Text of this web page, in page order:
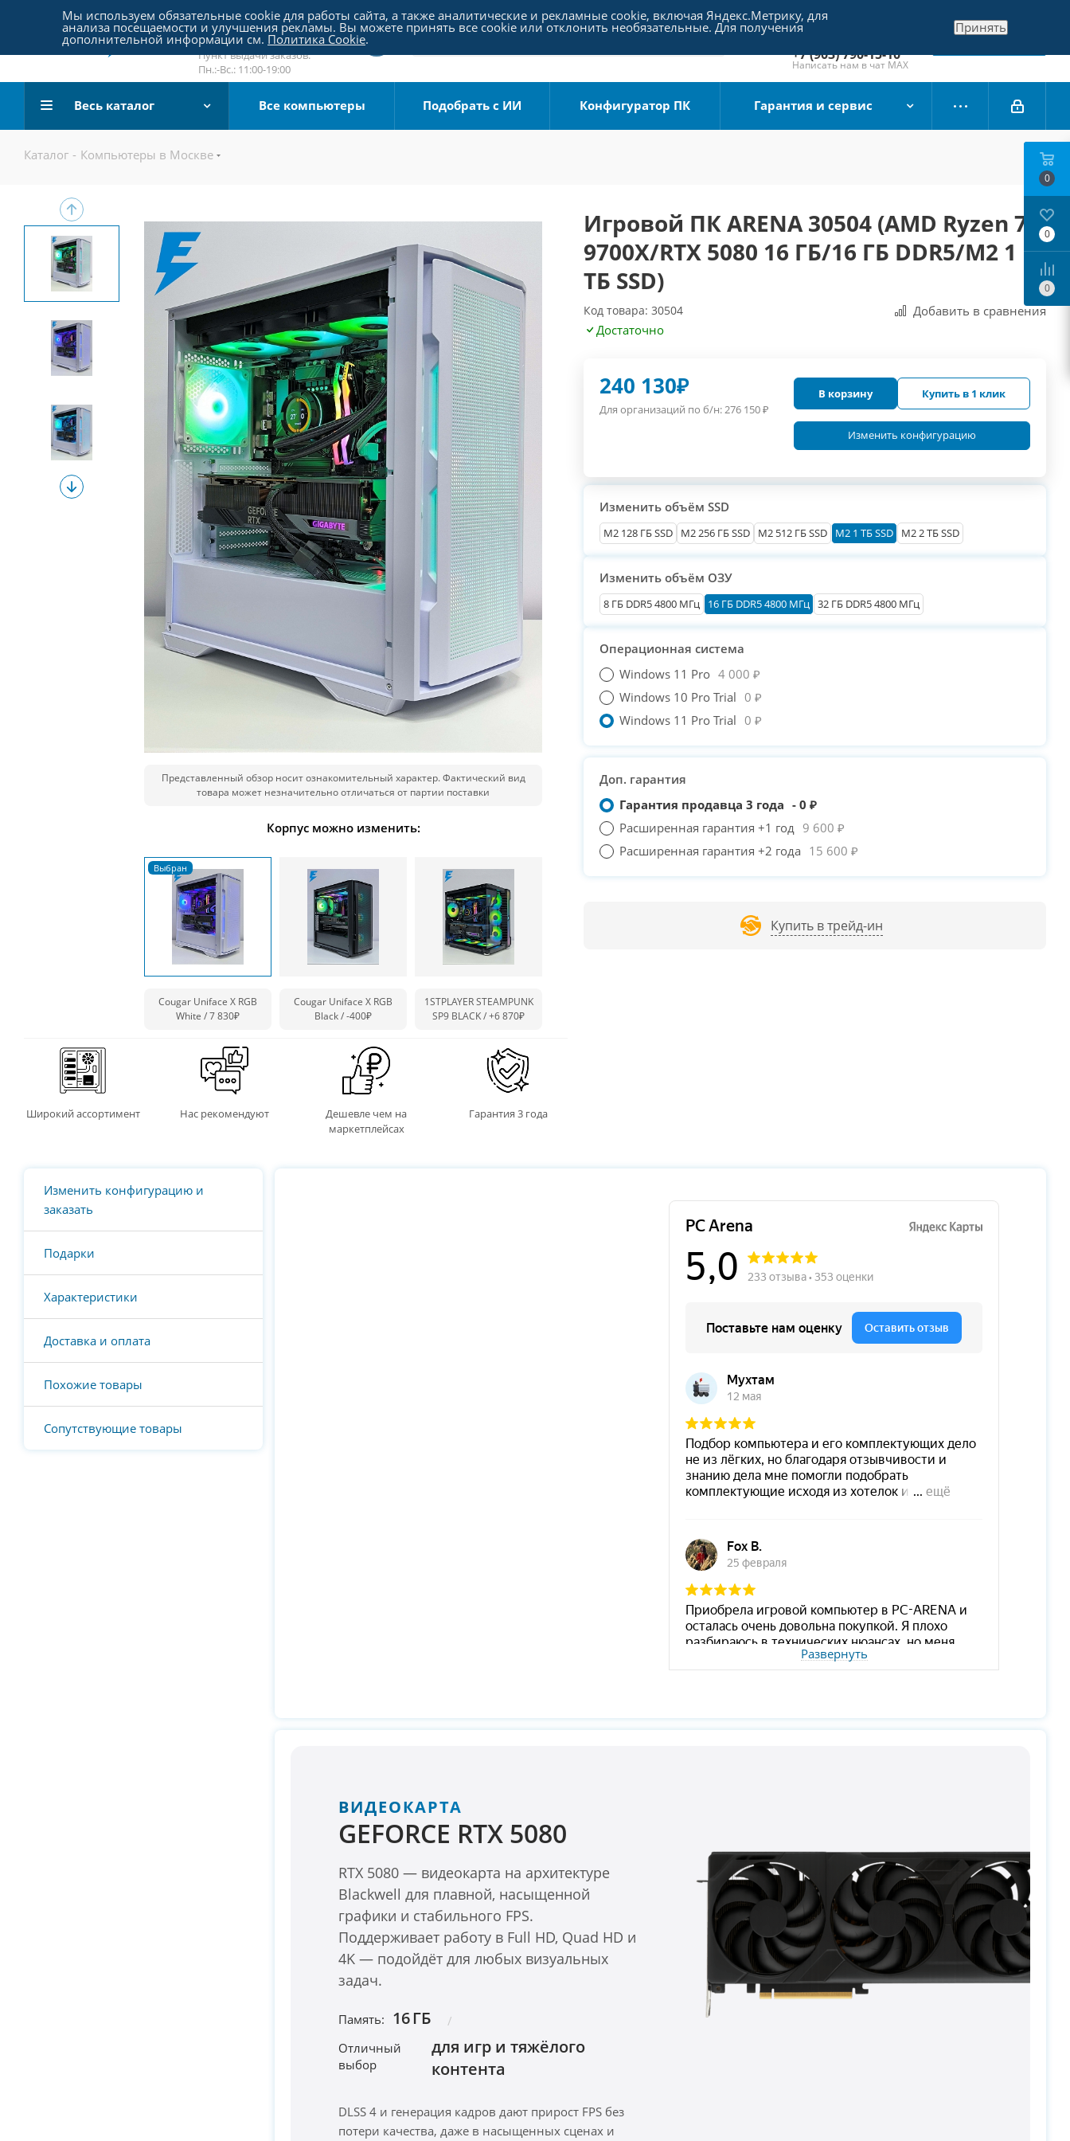
Пятницкое шоссе 18, пав. 267
email:sale@pc-arena.ru
Пн.:-Вс.: 10:00-20:00
Пункт выдачи заказов:
Пн.:-Вс.: 11:00-19:00
+7 (495) 790-15-10
Отдел продаж
+7 (903) 790-15-10
Написать нам в чат MAX
Заказать звонок
Весь каталог Все компьютеры Подобрать с ИИ Конфигуратор ПК Гарантия и сервис
Каталог - Компьютеры в Москве
Представленный обзор носит ознакомительный характер. Фактический вид
товара может незначительно отличаться от партии поставки
Корпус можно изменить:
Cougar Uniface X RGB
White / 7 830₽
Cougar Uniface X RGB
Black /-400₽
1STPLAYER STEAMPUNK
SP9 BLACK /+6 870₽
Широкий ассортимент Нас рекомендуют
Дешевле чем на
маркетплейсах
Гарантия 3 года
Игровой ПК ARENA 30504 (AMD Ryzen 7
9700X/RTX 5080 16 ГБ/16 ГБ DDR5/M2 1
ТБ SSD)
Код товара: 30504
Добавить в сравнения
Достаточно
240 130₽
Для организаций по б/н:276 150₽
В корзину Купить в 1 клик
Изменить конфигурацию
Изменить объём SSD
М2 128 ГБ SSD M2 256 ГБ SSD M2 512 ГБ SSD M2 1 ТБ SSD M2 2 ТБ SSD
Изменить объём ОЗУ
8 ГБ DDR5 4800 МГц 16 ГБ DDR5 4800 МГц 32 ГБ DDR5 4800 МГц
Операционная система
Windows 11 Pro 4 000 ₽
Windows 10 Pro Trial 0 ₽
Windows 11 Pro Trial 0 ₽
Доп. гарантия
Гарантия продавца 3 года - 0 ₽
Расширенная гарантия +1 год 9 600 ₽
Расширенная гарантия +2 года 15 600 ₽
Купить в трейд-ин
Изменить конфигурацию и
заказать
Подарки
Характеристики
Доставка и оплата
Похожие товары
Сопутствующие товары
PC-Arena на карте Москвы — Яндекс Карты
Развернуть
ВИДЕОКАРТА
GEFORCE RTX 5080
RTX 5080 — видеокарта на архитектуре
Blackwell для плавной, насыщенной
графики и стабильного FPS.
Поддерживает работу в Full HD, Quad HD и
4K — подойдёт для любых визуальных
задач.
Память: 16 ГБ
Отличный
выбор
для игр и тяжёлого
контента
DLSS 4 и генерация кадров дают прирост FPS без
потери качества, даже в насыщенных сценах и
0
0
0
Мы используем обязательные cookie для работы сайта, а также аналитические и рекламные cookie, включая Яндекс.Метрику, для
анализа посещаемости и улучшения рекламы. Вы можете принять все cookie или отклонить необязательные. Для получения
дополнительной информации см. Политика Cookie.
Принять